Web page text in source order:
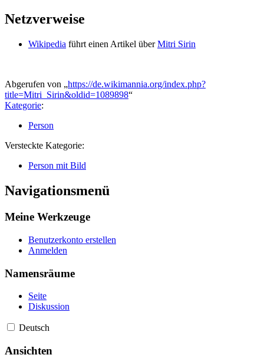
Netzverweise
Wikipedia führt einen Artikel überMitri Sirin
Abgerufen von „https://de.wikimannia.org/index.php?
title=Mitri_Sirin&oldid=1089898“
Kategorie:
Person
Versteckte Kategorie:
Person mit Bild
Navigationsmenü
Meine Werkzeuge
Benutzerkonto erstellen
Anmelden
Namensräume
Seite
Diskussion
Deutsch
Ansichten